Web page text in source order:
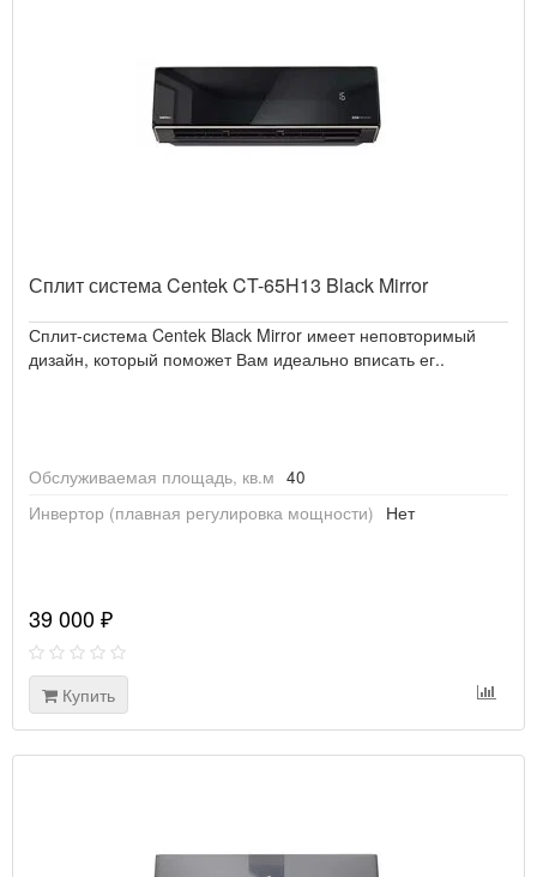
Сплит система Centek CT-65H13 Black Mirror
Сплит-система Centek Black Mirror имеет неповторимый
дизайн, который поможет Вам идеально вписать ег..
Обслуживаемая площадь, кв.м 40
Инвертор (плавная регулировка мощности)
Нет
39 000 ₽
Купить